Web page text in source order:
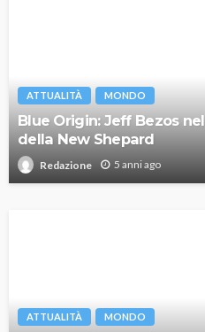
ATTUALITÀ MONDO
Blue Origin: Jeff Bezos
della New Shepard
Redazione 5 anni ago
ATTUALITÀ MONDO